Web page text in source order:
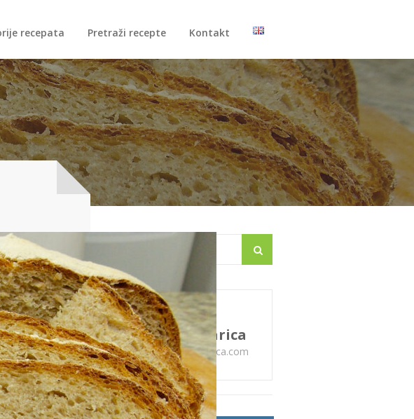
recepata Pretraži recepte Kontakt
KONTAKT
Pekar Pekarica
info@pekarpekarica.com